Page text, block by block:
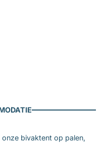
onze bivaktent op palen,